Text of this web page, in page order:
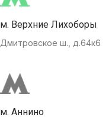
м. Верхние Лихоборы
Дмитровское ш., д.64к6
м. Аннино